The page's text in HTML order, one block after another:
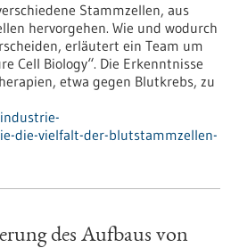
Stammzellen, aus
hervorgehen. Wie und wodurch
erläutert ein Team um
Cell Biology“. Die Erkenntnisse
etwa gegen Blutkrebs, zu
die-vielfalt-der-blutstammzellen-
des Aufbaus von